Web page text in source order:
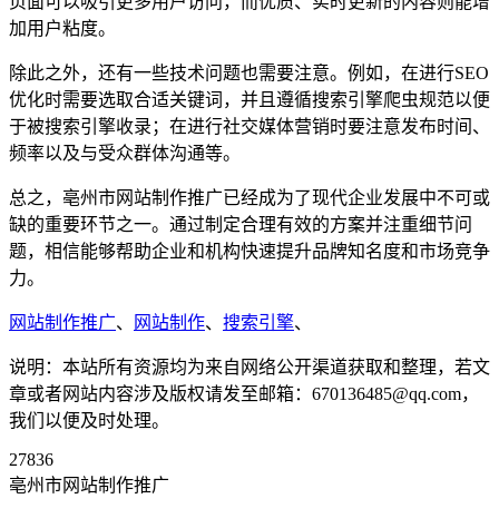
加用户粘度。
除此之外，还有一些技术问题也需要注意。例如，在进行SEO
优化时需要选取合适关键词，并且遵循搜索引擎爬虫规范以便
于被搜索引擎收录；在进行社交媒体营销时要注意发布时间、
频率以及与受众群体沟通等。
总之，亳州市网站制作推广已经成为了现代企业发展中不可或
缺的重要环节之一。通过制定合理有效的方案并注重细节问
题，相信能够帮助企业和机构快速提升品牌知名度和市场竞争
力。
网站制作推广、 网站制作、 搜索引擎、
说明：本站所有资源均为来自网络公开渠道获取和整理，若文
章或者网站内容涉及版权请发至邮箱：670136485@qq.com，
我们以便及时处理。
27836
亳州市网站制作推广